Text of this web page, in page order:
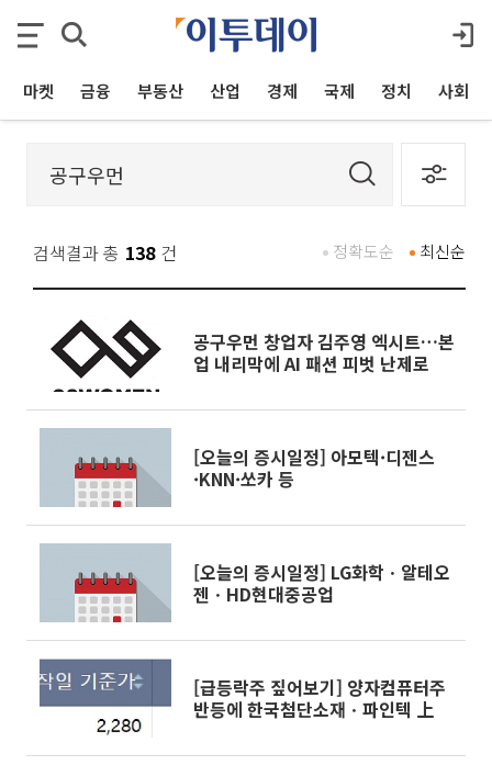
마켓 금융 부동산 산업 경제 국제 정치 사회
검색결과 총 138 건 최신순
정확도순
공구우먼 창업자 김주영 엑시트…본
업 내리막에 AI 패션 피벗 난제로
[오늘의 증시일정] 아모텍·디젠스
·KNN·쏘카 등
[오늘의 증시일정] LG화학ㆍ알테오
젠ㆍHD현대중공업
[급등락주 짚어보기] 양자컴퓨터주
반등에 한국첨단소재ㆍ파인텍 上